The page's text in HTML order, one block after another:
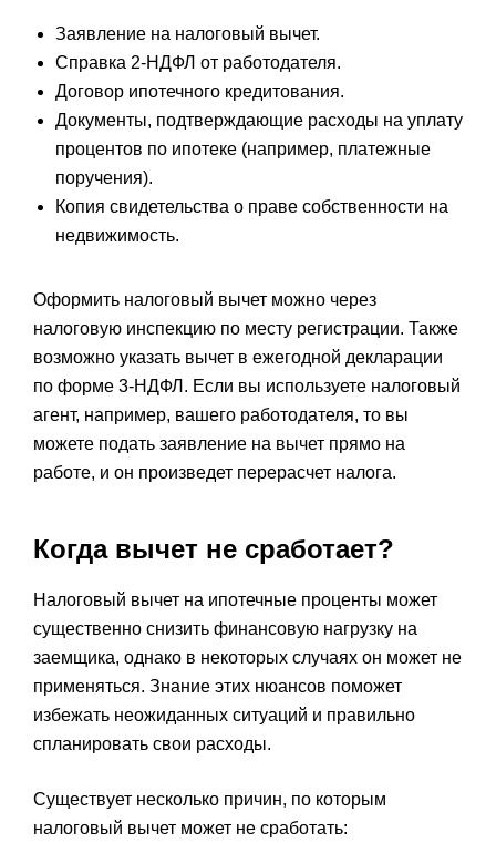
Заявление на налоговый вычет.
Справка 2-НДФЛ от работодателя.
Договор ипотечного кредитования.
Документы, подтверждающие расходы на уплату
процентов по ипотеке (например, платежные
поручения).
Копия свидетельства о праве собственности на
недвижимость.
Оформить налоговый вычет можно через
налоговую инспекцию по месту регистрации. Также
возможно указать вычет в ежегодной декларации
по форме 3-НДФЛ. Если вы используете налоговый
агент, например, вашего работодателя, то вы
можете подать заявление на вычет прямо на
работе, и он произведет перерасчет налога.
Когда вычет не сработает?
Налоговый вычет на ипотечные проценты может
существенно снизить финансовую нагрузку на
заемщика, однако в некоторых случаях он может не
применяться. Знание этих нюансов поможет
избежать неожиданных ситуаций и правильно
спланировать свои расходы.
Существует несколько причин, по которым
налоговый вычет может не сработать: